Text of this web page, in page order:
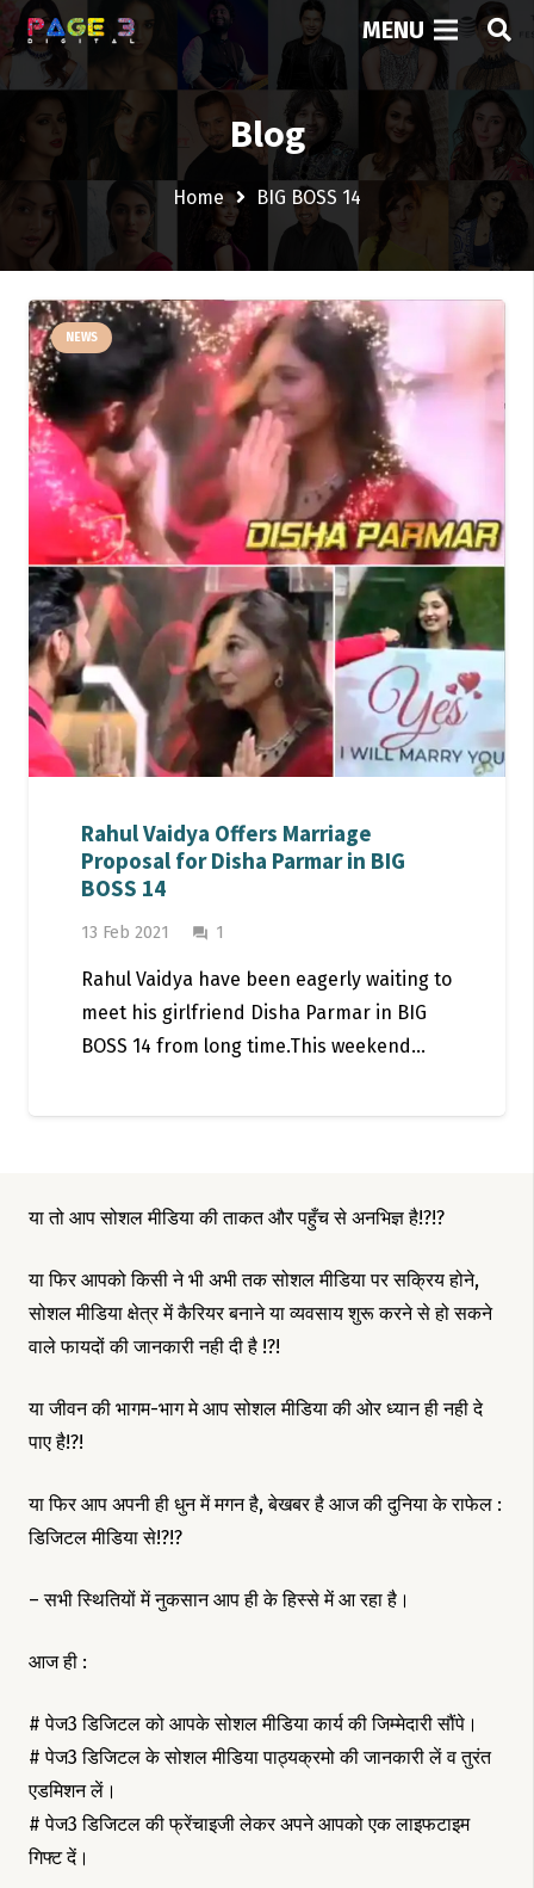
MENU
Blog
Home BIG BOSS 14
NEWS
Rahul Vaidya Offers Marriage
Proposal for Disha Parmar in BIG
BOSS 14
13 Feb 2021 question_answer 1
Rahul Vaidya have been eagerly waiting to
meet his girlfriend Disha Parmar in BIG
BOSS 14 from long time.This weekend…
या तो आप सोशल मीडिया की ताकत और पहुँच से अनभिज्ञ है!?!?
या फिर आपको किसी ने भी अभी तक सोशल मीडिया पर सक्रिय होने,
सोशल मीडिया क्षेत्र में कैरियर बनाने या व्यवसाय शुरू करने से हो सकने
वाले फायदों की जानकारी नही दी है !?!
या जीवन की भागम-भाग मे आप सोशल मीडिया की ओर ध्यान ही नही दे
पाए है!?!
या फिर आप अपनी ही धुन में मगन है, बेखबर है आज की दुनिया के राफेल :
डिजिटल मीडिया से!?!?
– सभी स्थितियों में नुकसान आप ही के हिस्से में आ रहा है।
आज ही :
# पेज3 डिजिटल को आपके सोशल मीडिया कार्य की जिम्मेदारी सौंपे।
# पेज3 डिजिटल के सोशल मीडिया पाठ्यक्रमो की जानकारी लें व तुरंत
एडमिशन लें।
# पेज3 डिजिटल की फ्रेंचाइजी लेकर अपने आपको एक लाइफटाइम
गिफ्ट दें।